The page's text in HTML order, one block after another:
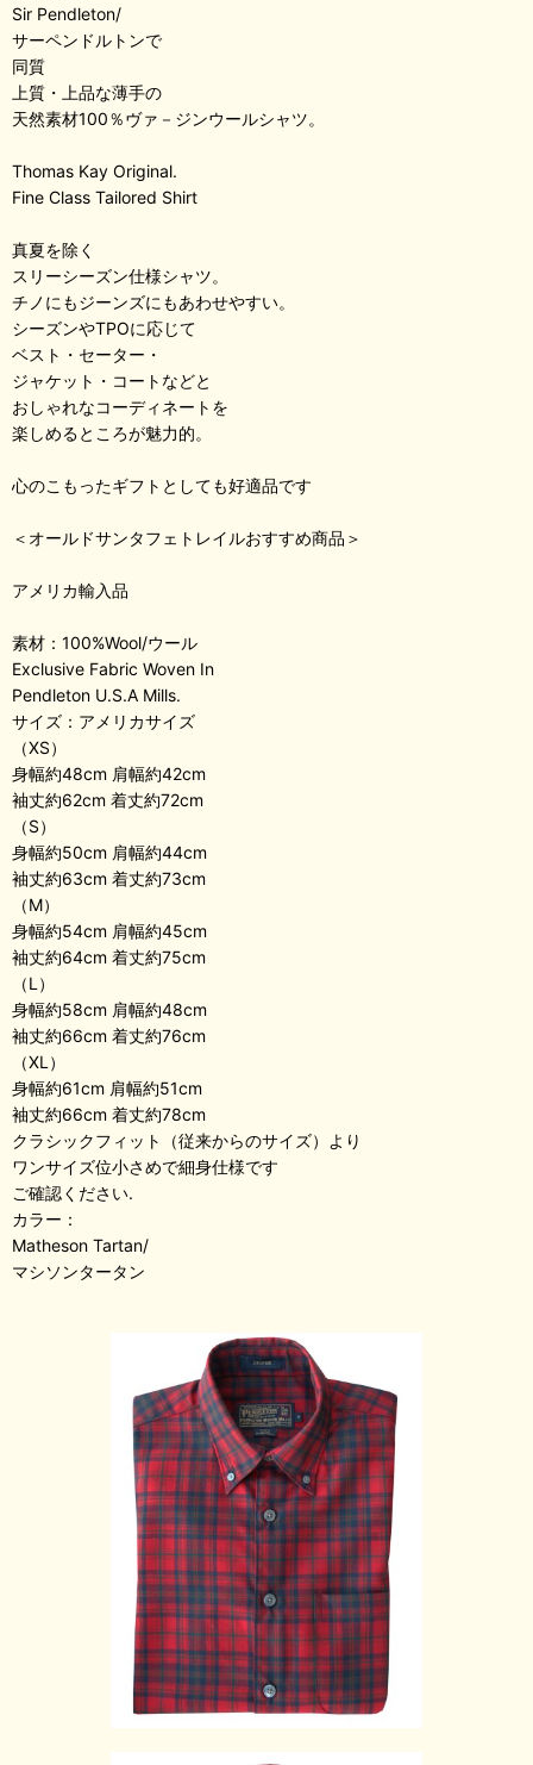
Sir Pendleton/
サーペンドルトンで
同質
上質・上品な薄手の
天然素材100％ヴァ－ジンウールシャツ。
Thomas Kay Original.
Fine Class Tailored Shirt
真夏を除く
スリーシーズン仕様シャツ。
チノにもジーンズにもあわせやすい。
シーズンやTPOに応じて
ベスト・セーター・
ジャケット・コートなどと
おしゃれなコーディネートを
楽しめるところが魅力的。
心のこもったギフトとしても好適品です
＜オールドサンタフェトレイルおすすめ商品＞
アメリカ輸入品
素材：100%Wool/ウール
Exclusive Fabric Woven In
Pendleton U.S.A Mills.
サイズ：アメリカサイズ
（XS）
身幅約48cm 肩幅約42cm
袖丈約62cm 着丈約72cm
（S）
身幅約50cm 肩幅約44cm
袖丈約63cm 着丈約73cm
（M）
身幅約54cm 肩幅約45cm
袖丈約64cm 着丈約75cm
（L）
身幅約58cm 肩幅約48cm
袖丈約66cm 着丈約76cm
（XL）
身幅約61cm 肩幅約51cm
袖丈約66cm 着丈約78cm
クラシックフィット（従来からのサイズ）より
ワンサイズ位小さめで細身仕様です
ご確認ください.
カラー：
Matheson Tartan/
マシソンタータン